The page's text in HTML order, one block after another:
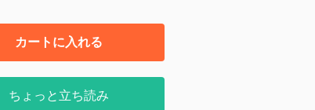
カートに入れる
ちょっと立ち読み